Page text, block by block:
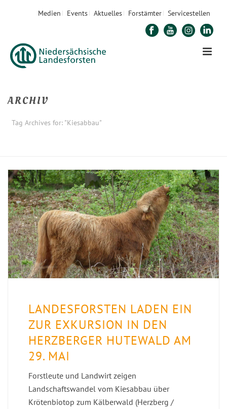
Medien Events Aktuelles Forstämter Servicestellen
ARCHIV
Tag Archives for: "Kiesabbau"
LANDESFORSTEN LADEN EIN
ZUR EXKURSION IN DEN
HERZBERGER HUTEWALD AM
29. MAI
Forstleute und Landwirt zeigen
Landschaftswandel vom Kiesabbau über
Krötenbiotop zum Kälberwald (Herzberg /